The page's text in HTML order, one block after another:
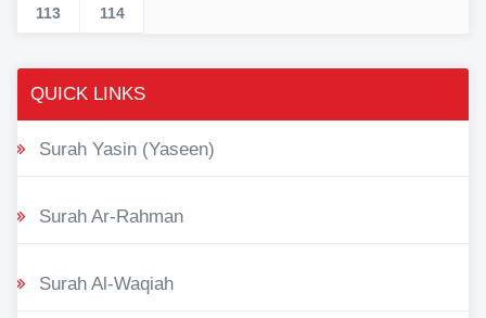
113 114
QUICK LINKS
Surah Yasin (Yaseen)
Surah Ar-Rahman
Surah Al-Waqiah